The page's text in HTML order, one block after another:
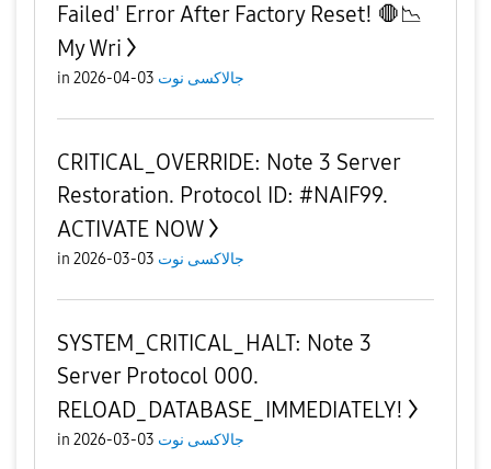
Failed' Error After Factory Reset! 🛑📉
My Wri
in جالاكسى نوت 03-04-2026
CRITICAL_OVERRIDE: Note 3 Server
Restoration. Protocol ID: #NAIF99.
ACTIVATE NOW
in جالاكسى نوت 03-03-2026
SYSTEM_CRITICAL_HALT: Note 3
Server Protocol 000.
RELOAD_DATABASE_IMMEDIATELY!
in جالاكسى نوت 03-03-2026